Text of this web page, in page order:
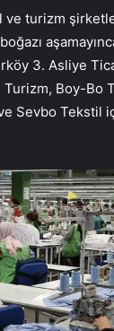
ve turizm
3. Asliye
Boy-Bo
Sevbo Tekstil